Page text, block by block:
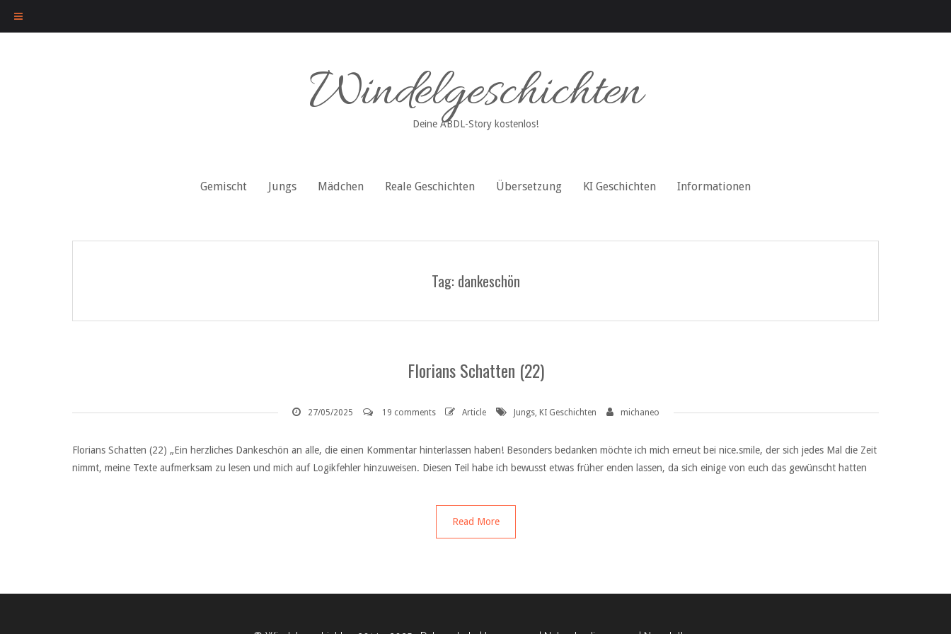
Windelgeschichten
Deine ABDL-Story kostenlos!
Gemischt Jungs Mädchen Reale Geschichten Übersetzung KI Geschichten Informationen
Tag: dankeschön
Florians Schatten (22)
27/05/2025 19 comments Article Jungs, KI Geschichten michaneo
Florians Schatten (22) „Ein herzliches Dankeschön an alle, die einen Kommentar hinterlassen haben! Besonders bedanken möchte ich mich erneut bei nice.smile, der sich jedes Mal die Zeit
nimmt, meine Texte aufmerksam zu lesen und mich auf Logikfehler hinzuweisen. Diesen Teil habe ich bewusst etwas früher enden lassen, da sich einige von euch das gewünscht hatten
Read More